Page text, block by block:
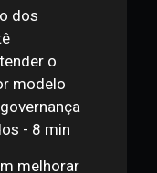
min
dos
o
modelo